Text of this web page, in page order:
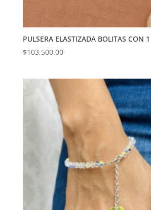
PULSERA ELASTIZADA BOLITAS CON
$103,500.00